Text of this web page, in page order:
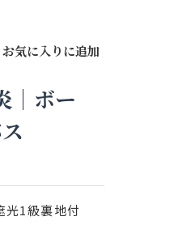
お気に入りに追加
｜ボー
光1級裏地付